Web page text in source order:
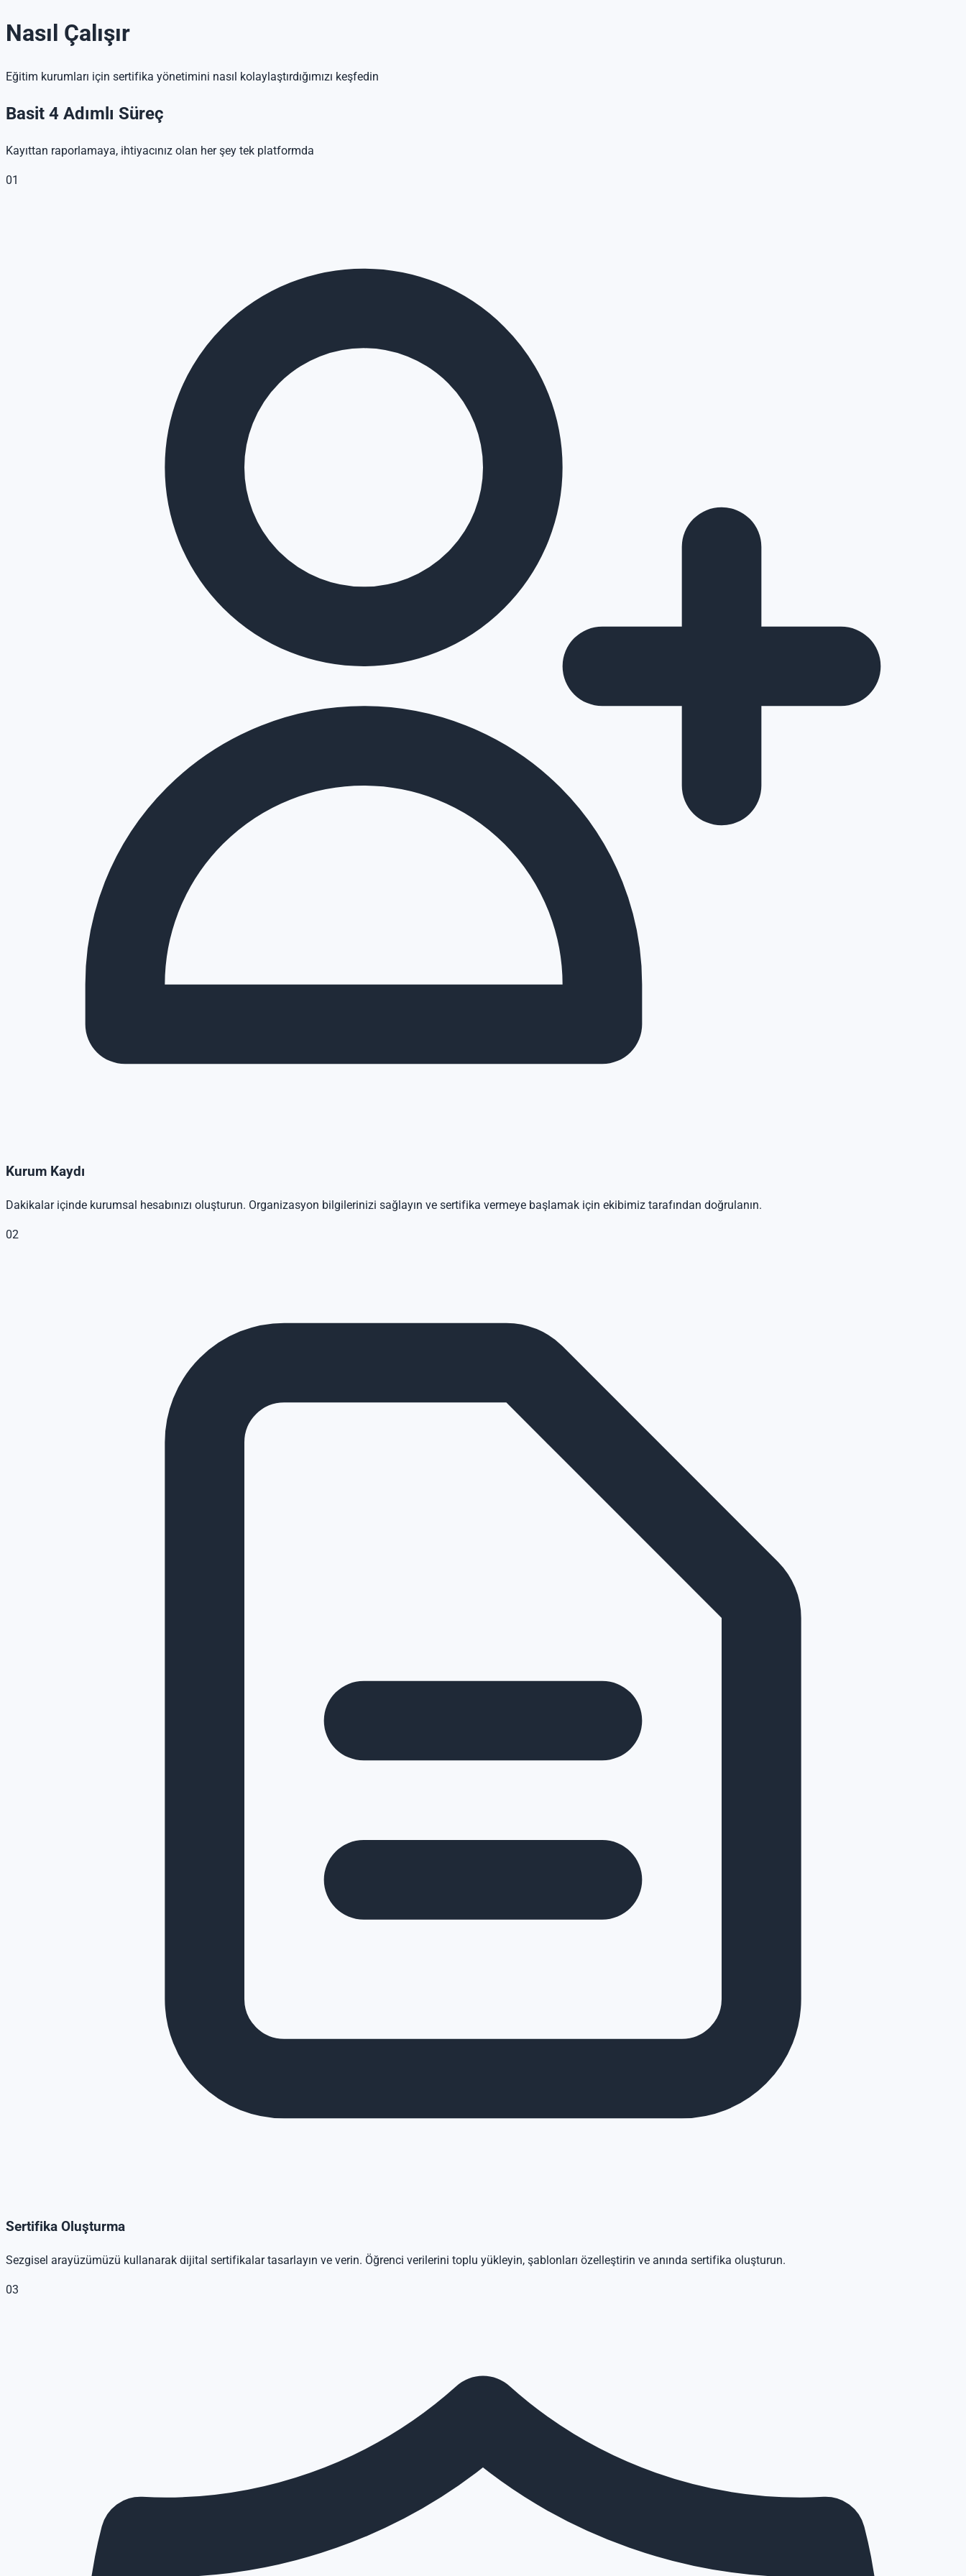
Nasıl Çalışır
Eğitim kurumları için sertifika yönetimini nasıl kolaylaştırdığımızı keşfedin
Basit 4 Adımlı Süreç
Kayıttan raporlamaya, ihtiyacınız olan her şey tek platformda
01
Kurum Kaydı
Dakikalar içinde kurumsal hesabınızı oluşturun. Organizasyon bilgilerinizi sağlayın ve sertifika vermeye başlamak için ekibimiz tarafından doğrulanın.
02
Sertifika Oluşturma
Sezgisel arayüzümüzü kullanarak dijital sertifikalar tasarlayın ve verin. Öğrenci verilerini toplu yükleyin, şablonları özelleştirin ve anında sertifika oluşturun.
03